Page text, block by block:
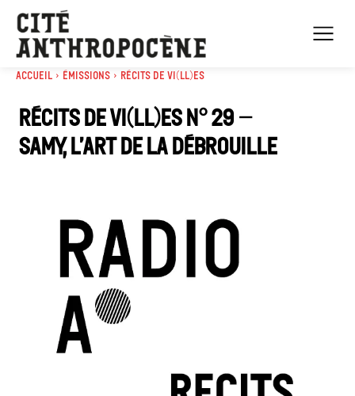
Accueil Émissions Récits de Vi(ll)es
Récits de vi(ll)es n° 29 –
Samy, L’art de la débrouille